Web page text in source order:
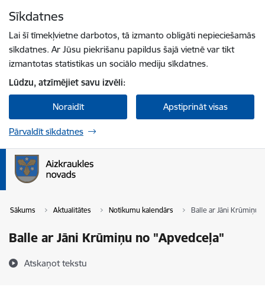
Sīkdatnes
Lai šī tīmekļvietne darbotos, tā izmanto obligāti nepieciešamās
sīkdatnes. Ar Jūsu piekrišanu papildus šajā vietnē var tikt
izmantotas statistikas un sociālo mediju sīkdatnes.
Lūdzu, atzīmējiet savu izvēli:
Noraidīt Apstiprināt visas
Pārvaldīt sīkdatnes
Sākums Aktualitātes Notikumu kalendārs Balle ar Jāni Krūmiņu
Balle ar Jāni Krūmiņu no "Apvedceļa"
Atskaņot tekstu